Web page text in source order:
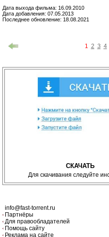
Дата выхода фильма: 16.09.2010
Дата добавления: 07.05.2013
Последнее обновление: 18.08.2021
1 2 3 4
СКАЧАТЬ
Для скачивания следуйте
info@fast-torrent.ru
Партнёры
Для правообладателей
Помощь сайту
Реклама на сайте